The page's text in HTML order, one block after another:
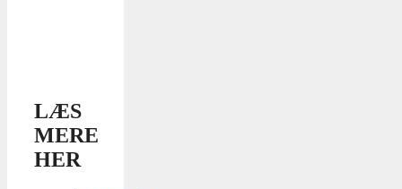
LÆS
MERE
HER